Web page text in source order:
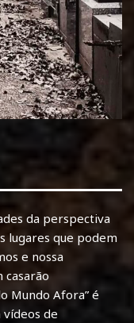
da perspectiva
lugares que podem
e nossa
casarão
Mundo Afora” é
de